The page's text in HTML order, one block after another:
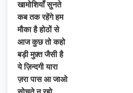
खामोशियाँ सुनते
कब तक रहेंगे हम
मौका है होठों से
आज कुछ तो कहो
बड़ी मुफ़्त जैसी है
ये ज़िन्दगी यारा
ज़रा पास आ जाओ